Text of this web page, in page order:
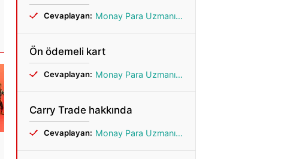
Cevaplayan: Monay Para Uzmanı Gönül
Ön ödemeli kart
Cevaplayan: Monay Para Uzmanı Gönül
Carry Trade hakkında
Cevaplayan: Monay Para Uzmanı Gönül